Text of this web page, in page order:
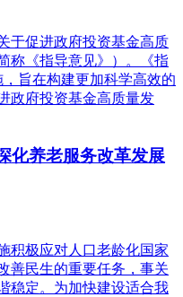
于促进政府投资基金高质
称《指导意见》）。《指
旨在构建更加科学高效的
政府投资基金高质量发
化养老服务改革发展
积极应对人口老龄化国家
善民生的重要任务，事关
稳定。为加快建设适合我